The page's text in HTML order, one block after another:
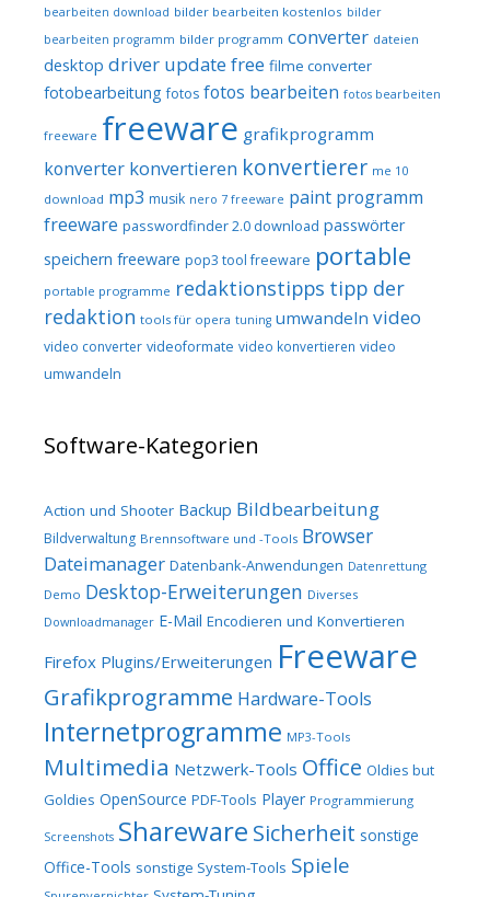
bearbeiten download bilder bearbeiten kostenlos bilder
bearbeiten programm bilder programm converter dateien
desktop driver update free filme converter
fotobearbeitung fotos fotos bearbeiten fotos bearbeiten
freeware freeware grafikprogramm
konverter konvertieren konvertierer me 10
download mp3 musik nero 7 freeware paint programm
freeware passwordfinder 2.0 download passwörter
speichern freeware pop3 tool freeware portable
portable programme redaktionstipps tipp der
redaktion tools für opera tuning umwandeln video
video converter videoformate video konvertieren video
umwandeln
Software-Kategorien
Action und Shooter Backup Bildbearbeitung
Bildverwaltung Brennsoftware und -Tools Browser
Dateimanager Datenbank-Anwendungen Datenrettung
Demo Desktop-Erweiterungen Diverses
Downloadmanager E-Mail Encodieren und Konvertieren
Firefox Plugins/Erweiterungen Freeware
Grafikprogramme Hardware-Tools
Internetprogramme MP3-Tools
Multimedia Netzwerk-Tools Office Oldies but
Goldies OpenSource PDF-Tools Player Programmierung
Screenshots Shareware Sicherheit sonstige
Office-Tools sonstige System-Tools Spiele